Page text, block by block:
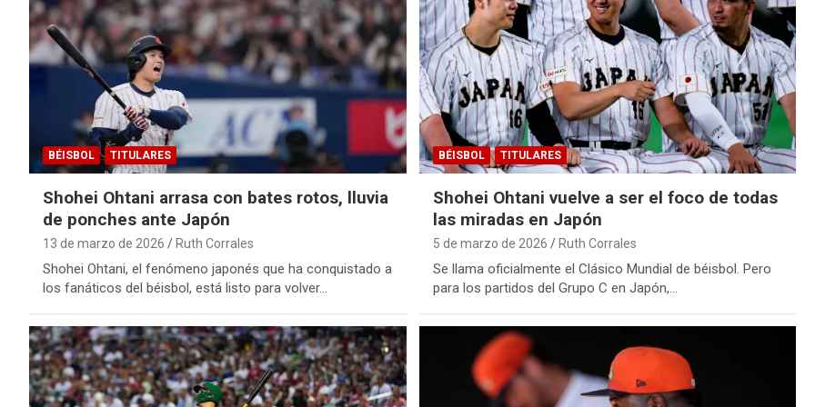
BÉISBOL TITULARES
Shohei Ohtani arrasa con bates rotos, lluvia
de ponches ante Japón
13 de marzo de 2026 Ruth Corrales
Shohei Ohtani, el fenómeno japonés que ha conquistado a
los fanáticos del béisbol, está listo para volver…
BÉISBOL TITULARES
Shohei Ohtani vuelve a ser el foco de todas
las miradas en Japón
5 de marzo de 2026 Ruth Corrales
Se llama oficialmente el Clásico Mundial de béisbol. Pero
para los partidos del Grupo C en Japón,…